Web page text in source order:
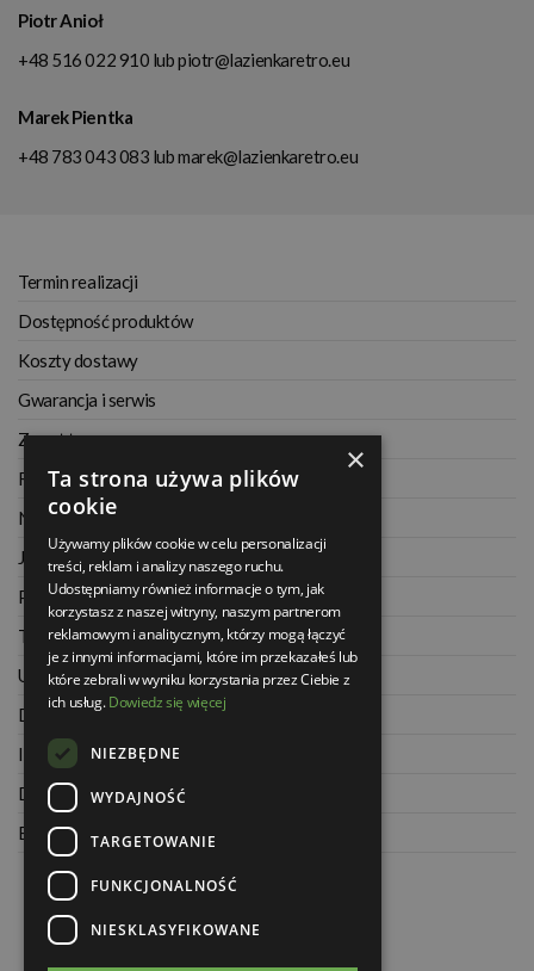
Piotr Anioł
+48 516 022 910 lubpiotr@lazienkaretro.eu
Marek Pientka
+48 783 043 083 lubmarek@lazienkaretro.eu
Termin realizacji
Dostępność produktów
Koszty dostawy
Gwarancja i serwis
Zwrot towaru
Regulamin
Najczęściej zadawane pytania
Jak kupować na raty
Polityka prywatności
Twoje zamówienia
Ustawienia konta
Dane kontaktowe
Informacje o firmie
Dla architektów
Blog
×
Ta strona używa plików
cookie
Używamy plików cookie w celu personalizacji
treści, reklam i analizy naszego ruchu.
Udostępniamy również informacje o tym, jak
korzystasz z naszej witryny, naszym partnerom
reklamowym i analitycznym, którzy mogą łączyć
je z innymi informacjami, które im przekazałeś lub
które zebrali w wyniku korzystania przez Ciebie z
ich usług.Dowiedz się więcej
NIEZBĘDNE
WYDAJNOŚĆ
TARGETOWANIE
FUNKCJONALNOŚĆ
NIESKLASYFIKOWANE